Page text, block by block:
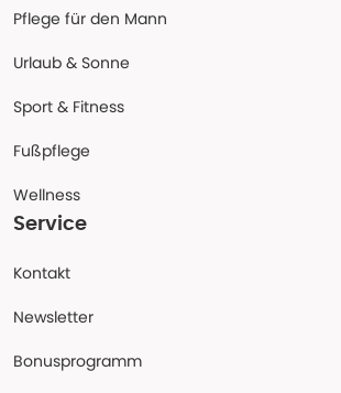
Pflege für den Mann
Urlaub & Sonne
Sport & Fitness
Fußpflege
Wellness
Service
Kontakt
Newsletter
Bonusprogramm